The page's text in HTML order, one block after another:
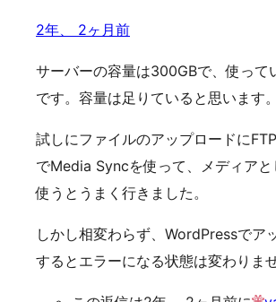
2年、 2ヶ月前
サーバーの容量は300GBで、使って
です。容量は足りていると思います。
試しにファイルのアップロードに
でMedia Syncを使って、メディア
使うとうまく行きました。
しかし相変わらず、WordPressでア
するとエラーになる状態は変わりませ